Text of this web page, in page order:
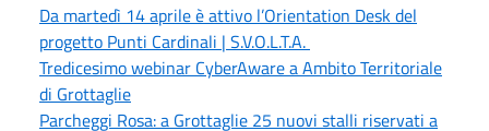
Da martedì 14 aprile è attivo l’Orientation Desk del
progetto Punti Cardinali | S.V.O.L.T.A.
Tredicesimo webinar CyberAware a Ambito Territoriale
di Grottaglie
Parcheggi Rosa: a Grottaglie 25 nuovi stalli riservati a